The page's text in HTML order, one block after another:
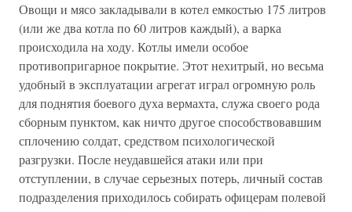
Овощи и мясо закладывали в котел емкостью 175 литров
(или же два котла по 60 литров каждый), а варка
происходила на ходу. Котлы имели особое
противопригарное покрытие. Этот нехитрый, но весьма
удобный в эксплуатации агрегат играл огромную роль
для поднятия боевого духа вермахта, служа своего рода
сборным пунктом, как ничто другое способствовавшим
сплочению солдат, средством психологической
разгрузки. После неудавшейся атаки или при
отступлении, в случае серьезных потерь, личный состав
подразделения приходилось собирать офицерам полевой